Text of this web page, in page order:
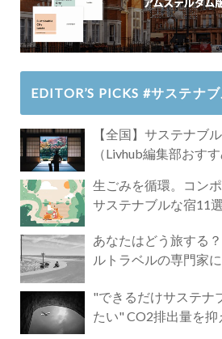
EDITOR’S PICKS #サステナ
【全国】サステナブ
（Livhub編集部おすす
生ごみを循環。コン
サステナブルな宿11選
あなたはどう旅する？ ｜ 英国サステナブ
ルトラベルの専門家
"できるだけサステナ
たい" CO2排出量を抑